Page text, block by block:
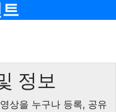
정보
상을 누구나 등록, 공유